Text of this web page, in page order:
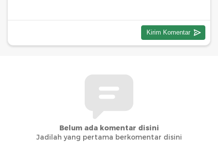
Belum ada komentar disini
Jadilah yang pertama berkomentar disini